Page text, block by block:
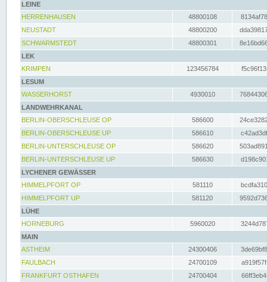
LEINE
HERRENHAUSEN
48800108
NEUSTADT
48800200
SCHWARMSTEDT
48800301
LEK
KRIMPEN
123456784
LESUM
WASSERHORST
4930010
LANDWEHRKANAL
BERLIN-OBERSCHLEUSE OP
586600
BERLIN-OBERSCHLEUSE UP
586610
BERLIN-UNTERSCHLEUSE OP
586620
BERLIN-UNTERSCHLEUSE UP
586630
LYCHENER GEWÄSSER
HIMMELPFORT OP
581110
HIMMELPFORT UP
581120
LÜHE
HORNEBURG
5960020
MAIN
ASTHEIM
24300406
FAULBACH
24700109
FRANKFURT OSTHAFEN
24700404